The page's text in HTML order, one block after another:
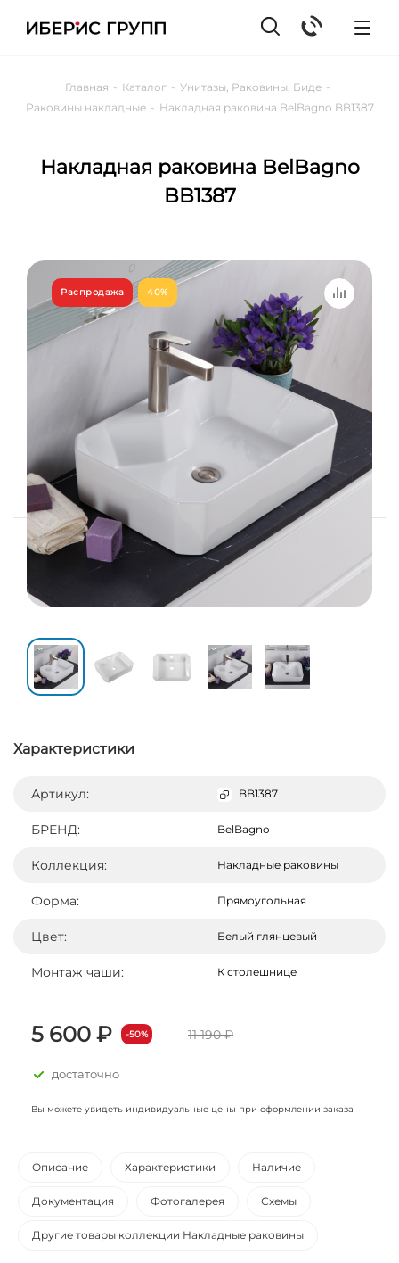
Главная - Каталог - Унитазы, Раковины, Биде -
Раковины накладные - Накладная раковина BelBagno BB1387
Накладная раковина BelBagno
BB1387
Распродажа 40%
Характеристики
Артикул: BB1387
БРЕНД: BelBagno
Коллекция: Накладные раковины
Форма: Прямоугольная
Цвет: Белый глянцевый
Монтаж чаши: К столешнице
5 600 ₽ -50% 11 190 ₽
достаточно
Вы можете увидеть индивидуальные цены при оформлении заказа
Описание Характеристики Наличие
Документация Фотогалерея Схемы
Другие товары коллекции Накладные раковины